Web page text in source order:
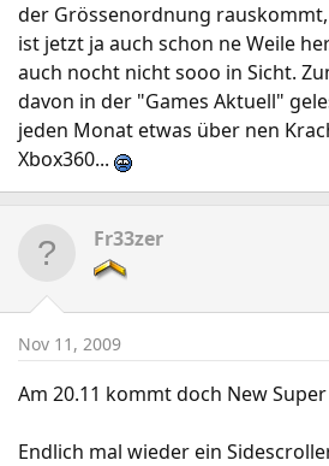
der Grössenordnung
ist jetzt ja auch schon ne Weile
auch nocht nicht sooo in Sicht.
davon in der "Games Aktuell"
jeden Monat etwas über nen
Xbox360...
Fr33zer
Nov 11, 2009
Am 20.11 kommt doch New
Endlich mal wieder ein